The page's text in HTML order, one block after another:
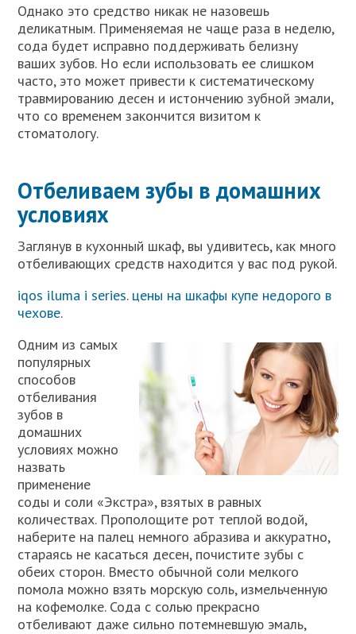
Однако это средство никак не назовешь
деликатным. Применяемая не чаще раза в неделю,
сода будет исправно поддерживать белизну
ваших зубов. Но если использовать ее слишком
часто, это может привести к систематическому
травмированию десен и истончению зубной эмали,
что со временем закончится визитом к
стоматологу.
Отбеливаем зубы в домашних
условиях
Заглянув в кухонный шкаф, вы удивитесь, как много
отбеливающих средств находится у вас под рукой.
iqos iluma i series. цены на шкафы купе недорого в
чехове.
Одним из самых
популярных
способов
отбеливания
зубов в
домашних
условиях можно
назвать
применение
соды и соли «Экстра», взятых в равных
количествах. Прополощите рот теплой водой,
наберите на палец немного абразива и аккуратно,
стараясь не касаться десен, почистите зубы с
обеих сторон. Вместо обычной соли мелкого
помола можно взять морскую соль, измельченную
на кофемолке. Сода с солью прекрасно
отбеливают даже сильно потемневшую эмаль,